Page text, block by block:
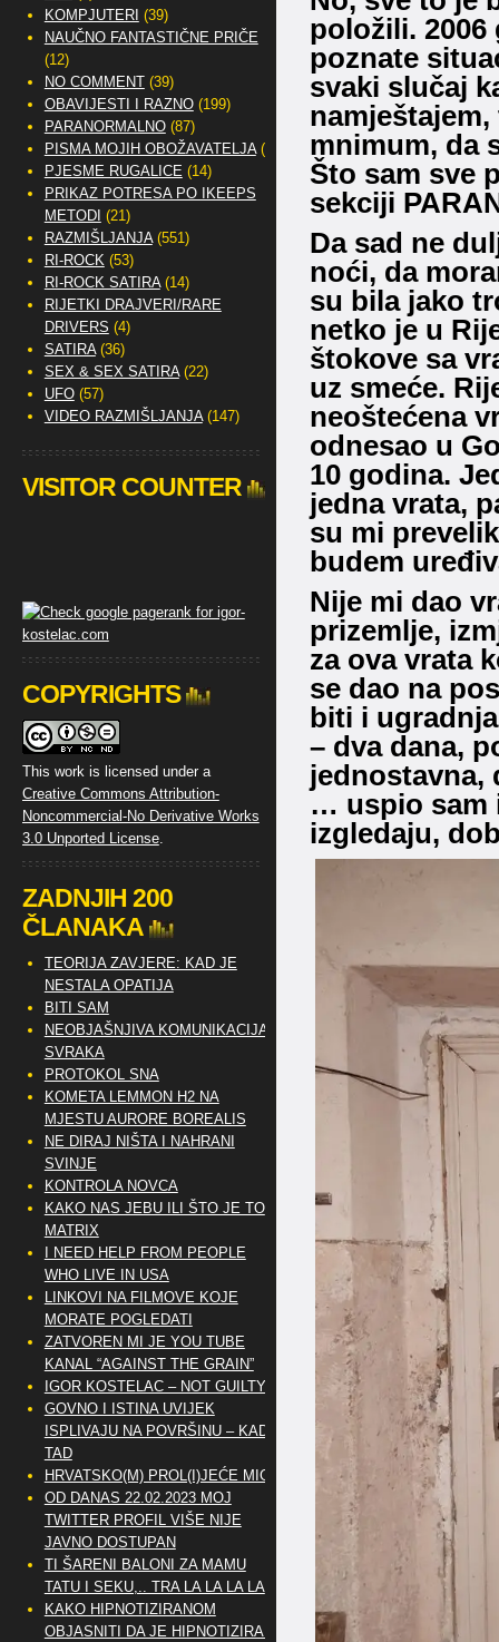
položili. 2006
poznate
svaki slučaj
mnimum, da
Što sam sve
sekciji
Da sad ne
noći, da
su bila jako
netko je u
štokove sa
uz smeće.
neoštećena
odnesao u
10 godina.
jedna vrata,
su mi
budem
Nije mi dao
prizemlje,
za ova vrata
se dao na
biti i
– dva dana,
jednostavna,
… uspio sam
izgledaju,
KOMPJUTERI (39)
NAUČNO FANTASTIČNE PRIČE
(12)
NO COMMENT(39)
OBAVIJESTI I RAZNO(199)
PARANORMALNO(87)
PISMA MOJIH OBOŽAVATELJA(2)
PJESME RUGALICE (14)
PRIKAZ POTRESA PO IKEEPS
METODI (21)
RAZMIŠLJANJA(551)
RI-ROCK(53)
RI-ROCK SATIRA(14)
RIJETKI DRAJVERI/RARE
DRIVERS (4)
SATIRA(36)
SEX & SEX SATIRA(22)
UFO(57)
VIDEO RAZMIŠLJANJA(147)
VISITOR COUNTER
COPYRIGHTS
This work is licensed under a
Creative Commons Attribution-
Noncommercial-No Derivative Works
3.0 Unported License.
ZADNJIH 200
ČLANAKA
TEORIJA ZAVJERE: KAD JE
NESTALA OPATIJA
BITI SAM
NEOBJAŠNJIVA KOMUNIKACIJA
SVRAKA
PROTOKOL SNA
KOMETA LEMMON H2 NA
MJESTU AURORE BOREALIS
NE DIRAJ NIŠTA I NAHRANI
SVINJE
KONTROLA NOVCA
KAKO NAS JEBU ILI ŠTO JE TO
MATRIX
I NEED HELP FROM PEOPLE
WHO LIVE IN USA
LINKOVI NA FILMOVE KOJE
MORATE POGLEDATI
ZATVOREN MI JE YOU TUBE
KANAL “AGAINST THE GRAIN”
IGOR KOSTELAC – NOT GUILTY
GOVNO I ISTINA UVIJEK
ISPLIVAJU NA POVRŠINU – KAD
TAD
HRVATSKO(M) PROL(I)JEĆE MIG
OD DANAS 22.02.2023 MOJ
TWITTER PROFIL VIŠE NIJE
JAVNO DOSTUPAN
TI ŠARENI BALONI ZA MAMU
TATU I SEKU,.. TRA LA LA LA LA
KAKO HIPNOTIZIRANOM
OBJASNITI DA JE HIPNOTIZIRAN